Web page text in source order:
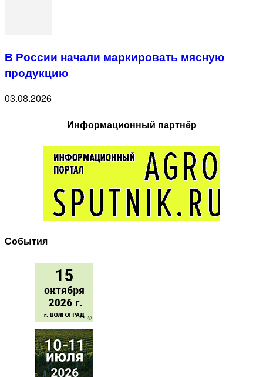
В России начали маркировать мясную
продукцию
03.08.2026
Информационный партнёр
События